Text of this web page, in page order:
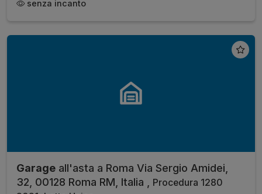
senza incanto
Garage all'asta a Roma Via Sergio Amidei,
32, 00128 Roma RM, Italia ,
Procedura 1280